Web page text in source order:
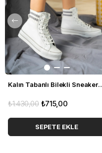
Kalın Tabanlı
₺715,00
₺1.430,00
SEPETE EKLE